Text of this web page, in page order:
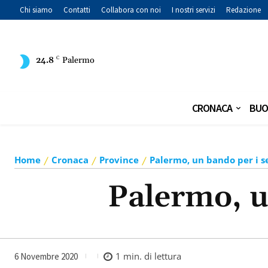
Chi siamo Contatti Collabora con noi I nostri servizi Redazione
24.8 C Palermo
CRONACA
Home Cronaca Province Palermo, un bando per i
Palermo,
6 Novembre 2020 1 min. di lettura